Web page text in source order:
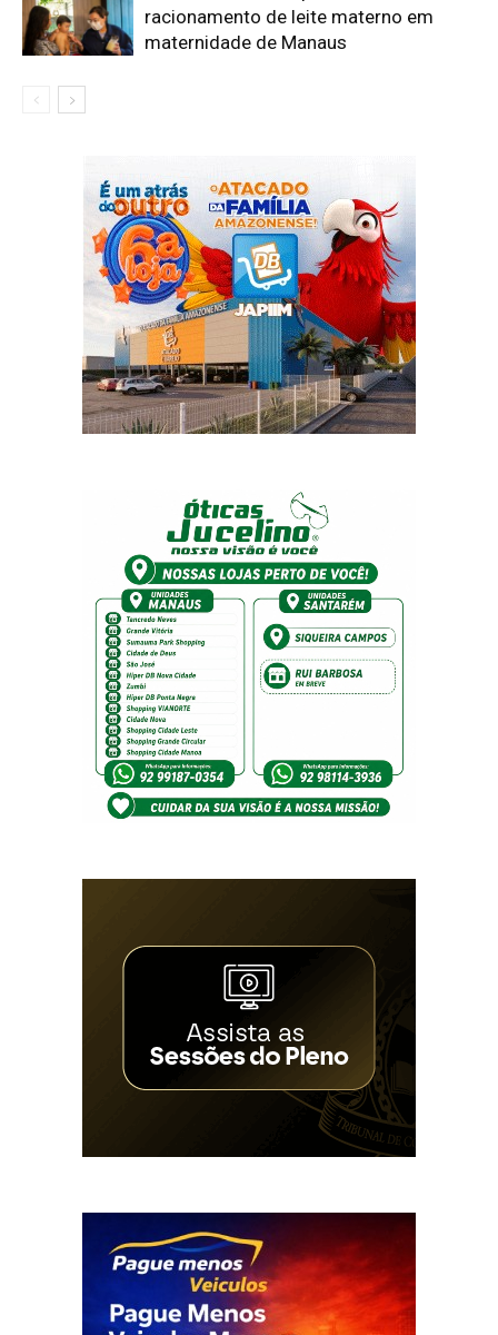
racionamento de leite materno em
maternidade de Manaus